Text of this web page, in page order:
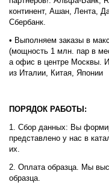
континент, Ашан, Лента,
Сбербанк.
• Выполняем заказы в
(мощность 1 млн. пар в
а офис в центре Москвы.
из Италии, Китая, Японии
ПОРЯДОК РАБОТЫ:
1. Сбор данных: Вы
представлено у нас в
их.
2. Оплата образца. Мы
образца.